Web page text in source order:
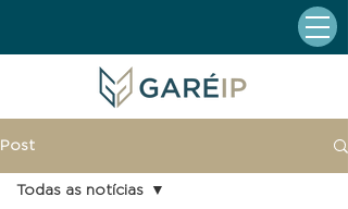
Post
Todas as notícias